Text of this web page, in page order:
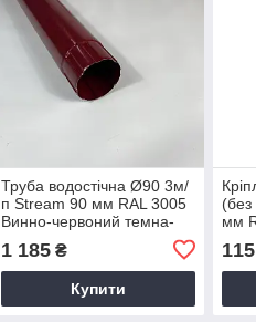
Труба водостічна Ø90 3м/
п Stream 90 мм RAL 3005
Винно-червоний темна-
1 185₴
Купити
мм
115